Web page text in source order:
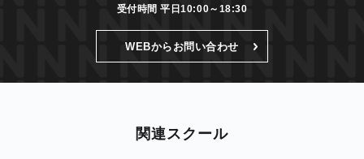
受付時間 平日10:00～18:30
WEBからお問い合わせ
関連スクール